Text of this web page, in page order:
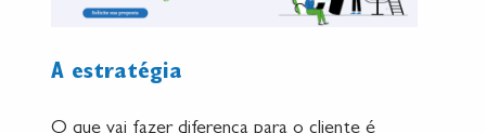
A estratégia